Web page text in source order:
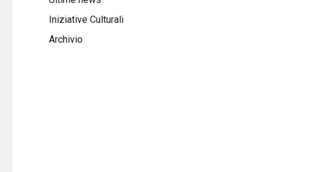
Iniziative Culturali
Archivio